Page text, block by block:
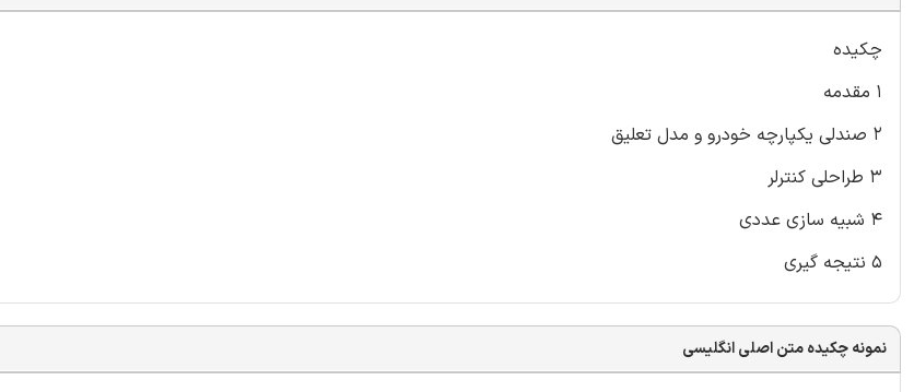
چکیده
۱ مقدمه
۲ صندلی یکپارچه خودرو و مدل تعلیق
۳ طراحلی کنترلر
۴ شبیه سازی عددی
۵ نتیجه گیری
نمونه چکیده متن اصلی انگلیسی